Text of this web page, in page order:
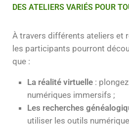
DES ATELIERS VARIÉS POUR
À travers différents ateliers et
les participants pourront
que :
La réalité virtuelle :
numériques immersifs ;
Les recherches
utiliser les outils